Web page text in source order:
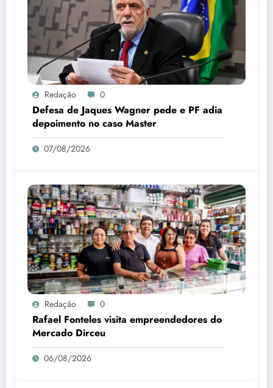
Redação 0
Defesa de Jaques Wagner pede e PF adia
depoimento no caso Master
07/08/2026
Redação 0
Rafael Fonteles visita empreendedores do
Mercado Dirceu
06/08/2026